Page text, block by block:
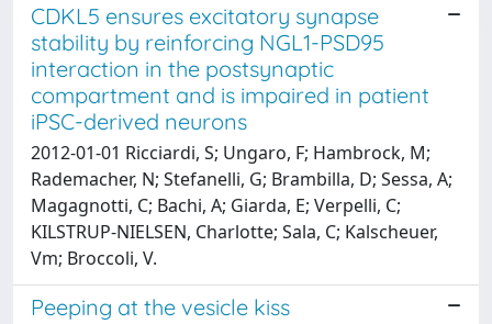
CDKL5 ensures excitatory synapse
stability by reinforcing NGL1-PSD95
interaction in the postsynaptic
compartment and is impaired in patient
iPSC-derived neurons
2012-01-01 Ricciardi, S; Ungaro, F; Hambrock, M;
Rademacher, N; Stefanelli, G; Brambilla, D; Sessa, A;
Magagnotti, C; Bachi, A; Giarda, E; Verpelli, C;
KILSTRUP-NIELSEN, Charlotte; Sala, C; Kalscheuer,
Vm; Broccoli, V.
Peeping at the vesicle kiss